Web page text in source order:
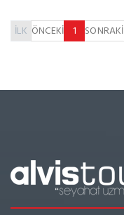
İLK ÖNCEKİ 1 SONRAKİ